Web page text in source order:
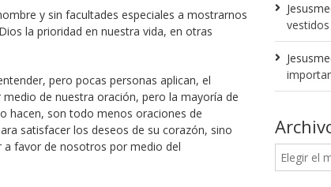
y sin facultades especiales a mostrarnos
la prioridad en nuestra vida, en otras
pero pocas personas aplican, el
de nuestra oración, pero la mayoría de
hacen, son todo menos oraciones de
satisfacer los deseos de su corazón, sino
a favor de nosotros por medio del